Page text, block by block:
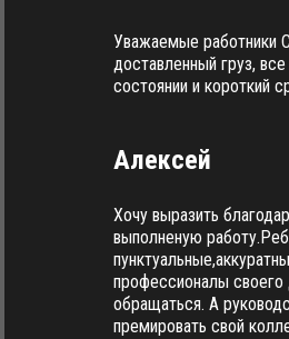
Уважаемые работники
доставленный груз,
состоянии и короткий
Алексей
Хочу выразить
выполненую
профессионалы
обращаться. А
премировать свой